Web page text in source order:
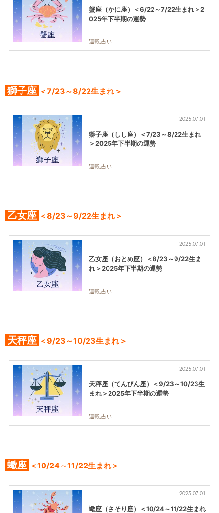
蟹座（かに座）＜6/22～7/22生まれ＞2
025年下半期の運勢
連載,占い
獅子座 ＜7/23～8/22生まれ＞
2025.07.01
獅子座（しし座）＜7/23～8/22生まれ
＞2025年下半期の運勢
連載,占い
乙女座 ＜8/23～9/22生まれ＞
2025.07.01
乙女座（おとめ座）＜8/23～9/22生ま
れ＞2025年下半期の運勢
連載,占い
天秤座 ＜9/23～10/23生まれ＞
2025.07.01
天秤座（てんびん座）＜9/23～10/23生
まれ＞2025年下半期の運勢
連載,占い
蠍座 ＜10/24～11/22生まれ＞
2025.07.01
蠍座（さそり座）＜10/24～11/22生まれ